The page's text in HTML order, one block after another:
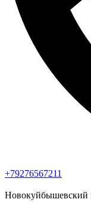
+79276567211
Новокуйбышевский